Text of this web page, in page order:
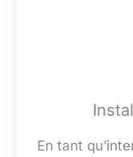
En tant